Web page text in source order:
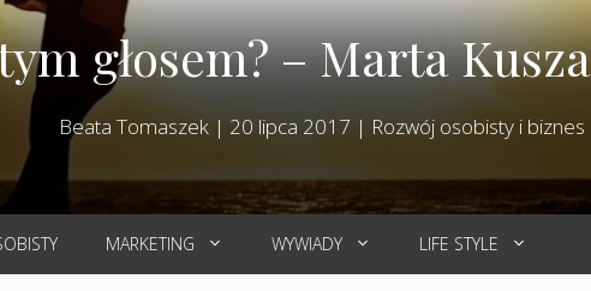
głosem? – Marta
Beata Tomaszek | 20 lipca 2017 | Rozwój osobisty i biznes
MARKETING WYWIADY LIFE STYLE